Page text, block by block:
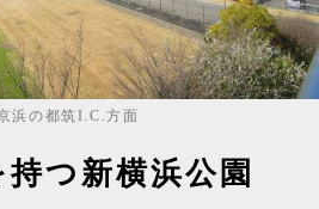
浜の都筑I.C.方面
つ新横浜公園